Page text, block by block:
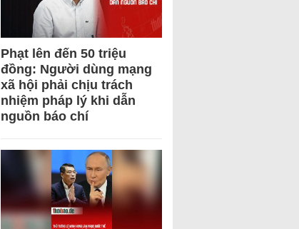
Phạt lên đến 50 triệu
đồng: Người dùng mạng
xã hội phải chịu trách
nhiệm pháp lý khi dẫn
nguồn báo chí